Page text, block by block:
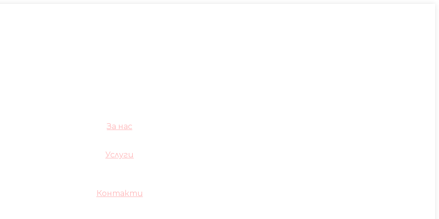
За нас
Услуги
Контакти